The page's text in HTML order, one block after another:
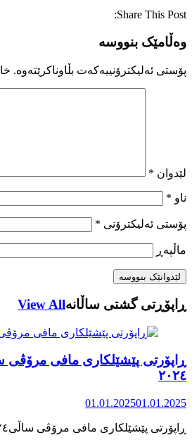
Share This Post:
وەڵامێک بنووسە
پۆستی ئەلیکترۆنییەکەت بڵاوناکرێتەوە.
لێدوان *
ناو *
پۆستی ئەلیکترۆنی *
ماڵپه‌ڕ
ڕاپۆڕتی گشتی ساڵانهView All
ڕاپۆرتی پێشێلکاری مافی مرۆڤی
٢٠٢٤
01.01.202501.01.2025